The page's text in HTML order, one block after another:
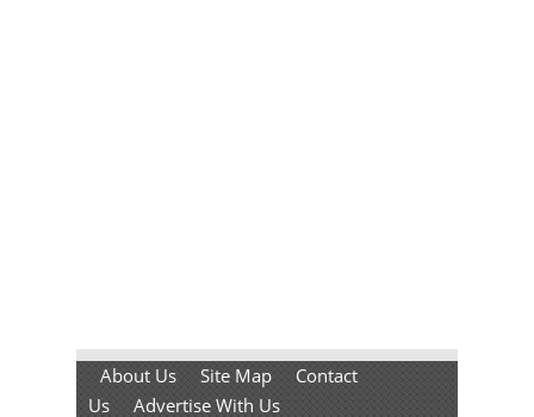
About Us Site Map
Contact
Us
Advertise With Us